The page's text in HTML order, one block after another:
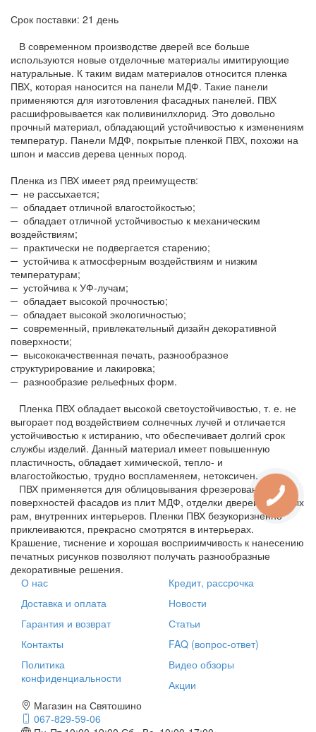
Срок поставки: 21 день
В современном производстве дверей все больше
используются новые отделочные материалы имитирующие
натуральные. К таким видам материалов относится пленка
ПВХ, которая наносится на панели МДФ. Такие панели
применяются для изготовления фасадных панелей. ПВХ
расшифровывается как поливинилхлорид. Это довольно
прочный материал, обладающий устойчивостью к изменениям
температур. Панели МДФ, покрытые пленкой ПВХ, похожи на
шпон и массив дерева ценных пород.
Пленка из ПВХ имеет ряд преимуществ:
─ не рассыхается;
─ обладает отличной влагостойкостью;
─ обладает отличной устойчивостью к механическим
воздействиям;
─ практически не подвергается старению;
─ устойчива к атмосферным воздействиям и низким
температурам;
─ устойчива к УФ-лучам;
─ обладает высокой прочностью;
─ обладает высокой экологичностью;
─ современный, привлекательный дизайн декоративной
поверхности;
─ высококачественная печать, разнообразное
структурирование и лакировка;
─ разнообразие рельефных форм.
Пленка ПВХ обладает высокой светоустойчивостью, т. е. не
выгорает под воздействием солнечных лучей и отличается
устойчивостью к истиранию, что обеспечивает долгий срок
службы изделий. Данный материал имеет повышенную
пластичность, обладает химической, тепло- и
влагостойкостью, трудно воспламеняем, нетоксичен.
ПВХ применяется для облицовывания фрезерованных
поверхностей фасадов из плит МДФ, отделки дверей, дверных
рам, внутренних интерьеров. Пленки ПВХ безукоризненно
приклеиваются, прекрасно смотрятся в интерьерах.
Крашение, тиснение и хорошая восприимчивость к нанесению
печатных рисунков позволяют получать разнообразные
декоративные решения.
О нас
Доставка и оплата
Гарантия и возврат
Контакты
Политика
конфиденциальности
Кредит, рассрочка
Новости
Статьи
FAQ (вопрос-ответ)
Видео обзоры
Акции
Магазин на Святошино
067-829-59-06